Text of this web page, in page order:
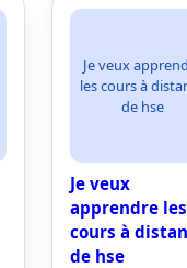
Je veux
les cours à
de hse
Je veux
apprendre les
cours à
de hse